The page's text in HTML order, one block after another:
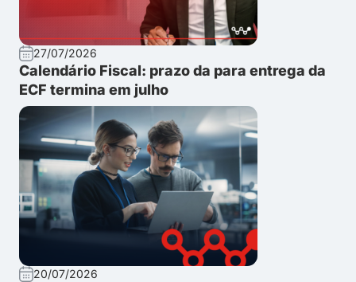
27/07/2026
Calendário Fiscal: prazo da para entrega da
ECF termina em julho
20/07/2026